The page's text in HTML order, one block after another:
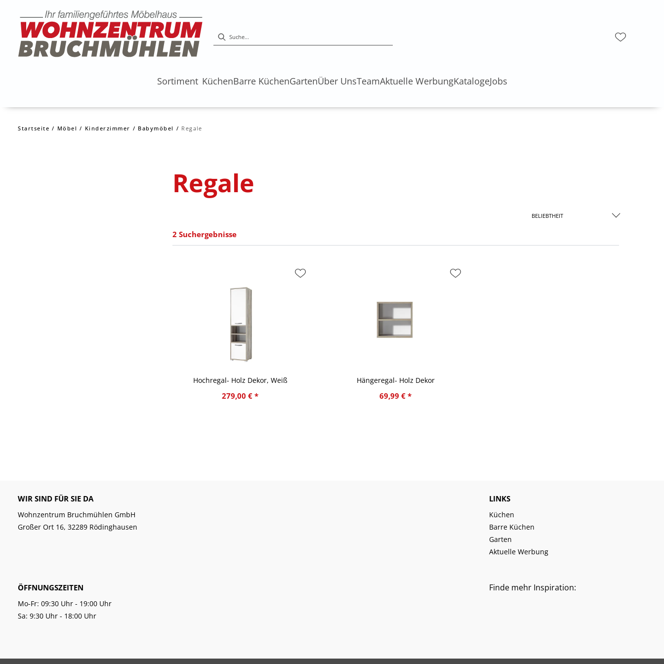
Sortiment KüchenBarre KüchenGartenÜber UnsTeamAktuelle WerbungKatalogeJobs
Startseite Möbel Kinderzimmer Babymöbel Regale
Regale
BELIEBTHEIT
2 Suchergebnisse
Hochregal- Holz Dekor, Weiß
279,00 € *
Hängeregal- Holz Dekor
69,99 € *
WIR SIND FÜR SIE DA
Wohnzentrum Bruchmühlen GmbH
Großer Ort 16, 32289 Rödinghausen
LINKS
Küchen
Barre Küchen
Garten
Aktuelle Werbung
ÖFFNUNGSZEITEN
Mo-Fr: 09:30 Uhr - 19:00 Uhr
Sa: 9:30 Uhr - 18:00 Uhr
Finde mehr Inspiration: